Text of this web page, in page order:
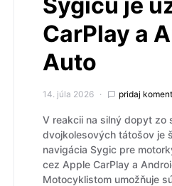
CarPlay a
Auto
14. júla 2026 pridaj
V reakcii na silný dopyt zo
dvojkolesových tátošov je
navigácia Sygic pre
cez Apple CarPlay a
Motocyklistom umožňuje